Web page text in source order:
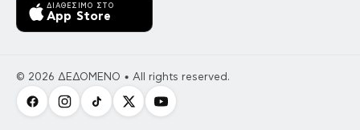
ΔΙΑΘΈΣΙΜΟ ΣΤΟ
App Store
© 2026 ΔΕΔΟΜΕΝΟ • All rights reserved.